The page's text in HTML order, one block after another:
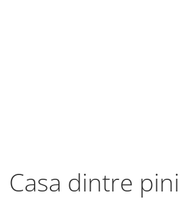
Casa dintre pini